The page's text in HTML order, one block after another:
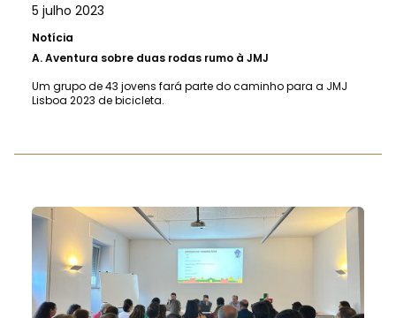
5 julho 2023
Notícia
A.Aventura sobre duas rodas rumo à JMJ
Um grupo de 43 jovens fará parte do caminho para a JMJ
Lisboa 2023 de bicicleta.